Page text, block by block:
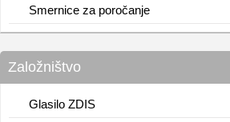
Smernice za poročanje
Založništvo
Glasilo ZDIS